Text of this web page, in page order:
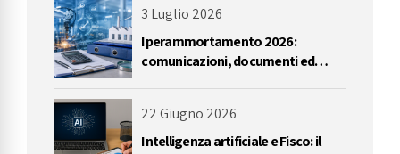
3 Luglio 2026
Iperammortamento 2026:
comunicazioni, documenti ed
22 Giugno 2026
Intelligenza artificiale e Fisco: il